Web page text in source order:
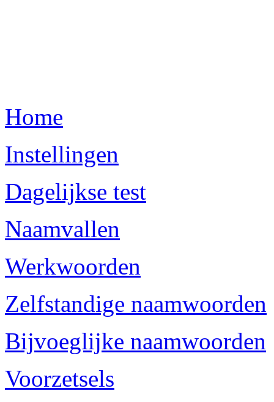
Home
Instellingen
Dagelijkse test
Naamvallen
Werkwoorden
Zelfstandige naamwoorden
Bijvoeglijke naamwoorden
Voorzetsels